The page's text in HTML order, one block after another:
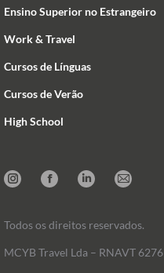
Ensino Superior no Estrangeiro
Work & Travel
Cursos de Línguas
Cursos de Verão
High School
Todos os direitos reservados.
InstagramFacebookLinkedinMail
MCYB Travel Lda – RNAVT 6276